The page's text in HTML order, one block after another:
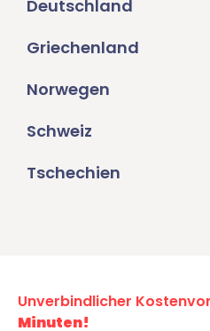
Deutschland
Griechenland
Norwegen
Schweiz
Tschechien
Unverbindlicher
Minuten!